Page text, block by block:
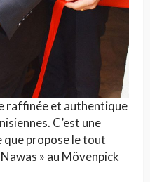
raffinée et authentique
C’est une
que propose le tout
» au Mövenpick